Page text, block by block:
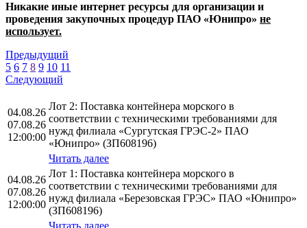
Никакие иные интернет ресурсы для организации и
проведения закупочных процедур ПАО «Юнипро» не
использует.
Предыдущий
5 6 7 8 9 10 11
Следующий
04.08.26
07.08.26
12:00:00
Лот 2: Поставка контейнера морского в
соответствии с техническими требованиями для
нужд филиала «Сургутская ГРЭС-2» ПАО
«Юнипро» (ЗП608196)
Читать далее
04.08.26
07.08.26
12:00:00
Лот 1: Поставка контейнера морского в
соответствии с техническими требованиями для
нужд филиала «Березовская ГРЭС» ПАО «Юнипро»
(ЗП608196)
Читать далее